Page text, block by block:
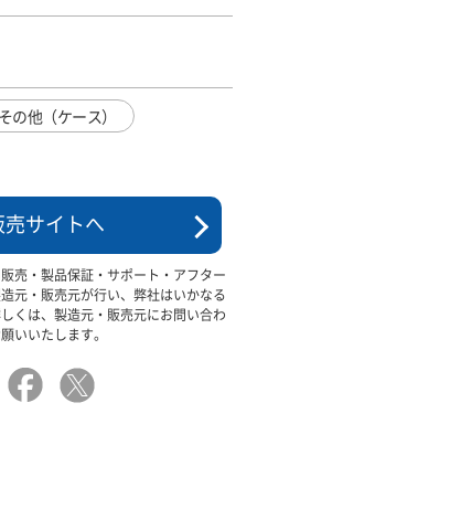
その他（ケース）
売サイトへ
売・製品保証・サポート・アフター
元・販売元が行い、弊社はいかなる
くは、製造元・販売元にお問い合わ
いいたします。